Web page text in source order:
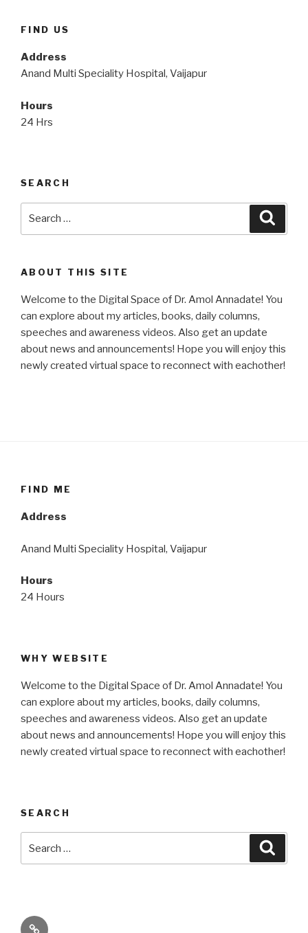
FIND US
Address
Anand Multi Speciality Hospital, Vaijapur
Hours
24 Hrs
SEARCH
ABOUT THIS SITE
Welcome to the Digital Space of Dr. Amol Annadate! You
can explore about my articles, books, daily columns,
speeches and awareness videos. Also get an update
about news and announcements! Hope you will enjoy this
newly created virtual space to reconnect with eachother!
FIND ME
Address
Anand Multi Speciality Hospital, Vaijapur
Hours
24 Hours
WHY WEBSITE
Welcome to the Digital Space of Dr. Amol Annadate! You
can explore about my articles, books, daily columns,
speeches and awareness videos. Also get an update
about news and announcements! Hope you will enjoy this
newly created virtual space to reconnect with eachother!
SEARCH
Its